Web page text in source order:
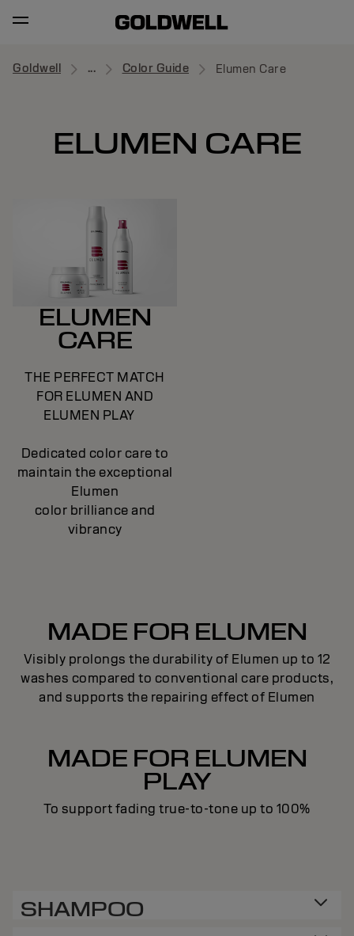
Goldwell ... Color Guide Elumen Care
ELUMEN CARE
ELUMEN
CARE
THE PERFECT MATCH
FOR ELUMEN AND
ELUMEN PLAY
Dedicated color care to
maintain the exceptional
Elumen
color brilliance and
vibrancy
MADE FOR ELUMEN
Visibly prolongs the durability of Elumen up to 12
washes compared to conventional care products,
and supports the repairing effect of Elumen
MADE FOR ELUMEN
PLAY
To support fading true-to-tone up to 100%
SHAMPOO